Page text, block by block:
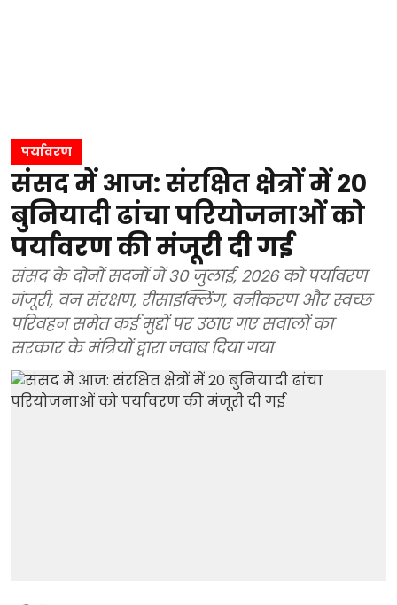
पर्यावरण
संसद में आज: संरक्षित क्षेत्रों में 20
बुनियादी ढांचा परियोजनाओं को
पर्यावरण की मंजूरी दी गई
संसद के दोनों सदनों में 30 जुलाई, 2026 को पर्यावरण
मंजूरी, वन संरक्षण, रीसाइक्लिंग, वनीकरण और स्वच्छ
परिवहन समेत कई मुद्दों पर उठाए गए सवालों का
सरकार के मंत्रियों द्वारा जवाब दिया गया